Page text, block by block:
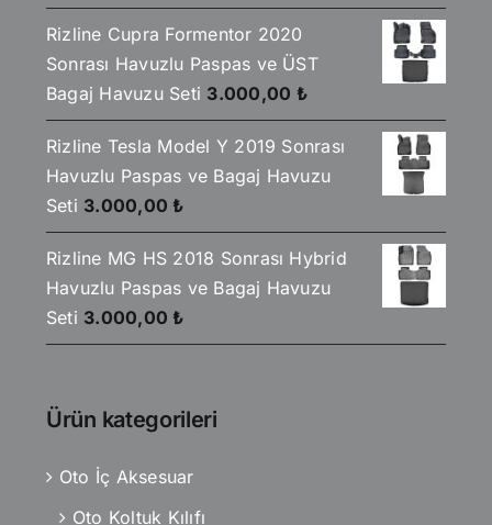
Rizline Cupra Formentor 2020
Sonrası Havuzlu Paspas ve ÜST
Bagaj Havuzu Seti 3.000,00 ₺
Rizline Tesla Model Y 2019 Sonrası
Havuzlu Paspas ve Bagaj Havuzu
Seti 3.000,00 ₺
Rizline MG HS 2018 Sonrası Hybrid
Havuzlu Paspas ve Bagaj Havuzu
Seti 3.000,00 ₺
Ürün kategorileri
Oto İç Aksesuar
Oto Koltuk Kılıfı